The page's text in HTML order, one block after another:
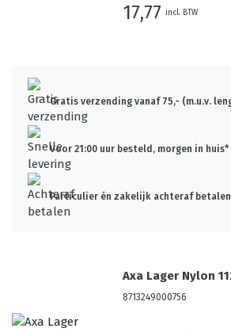
17,77 incl. BTW
Gratis verzending vanaf 75,- (m.u.v.
Voor 21:00 uur besteld, morgen in huis*
Particulier én zakelijk achteraf betalen
Axa Lager Nylon
8713249000756